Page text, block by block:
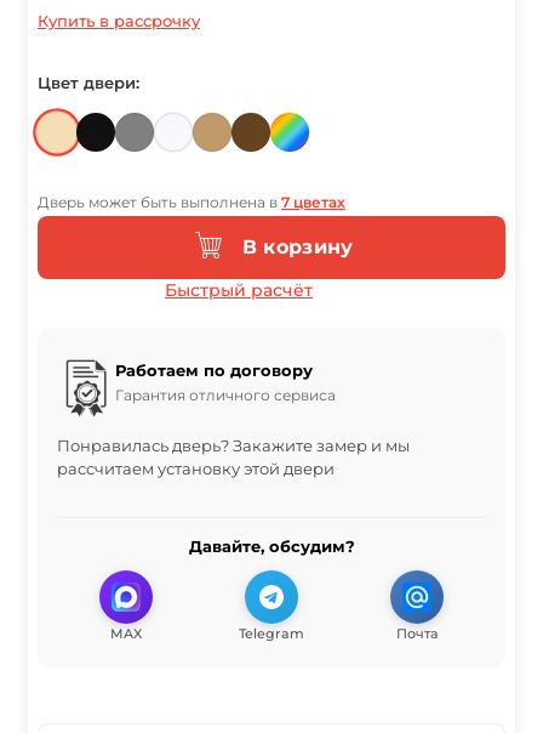
Купить в рассрочку
Цвет двери:
Дверь может быть выполнена в 7 цветах
В корзину
Быстрый расчёт
Работаем по договору
Гарантия отличного сервиса
Понравилась дверь? Закажите замер и мы
рассчитаем установку этой двери
Давайте, обсудим?
MAX Telegram Почта